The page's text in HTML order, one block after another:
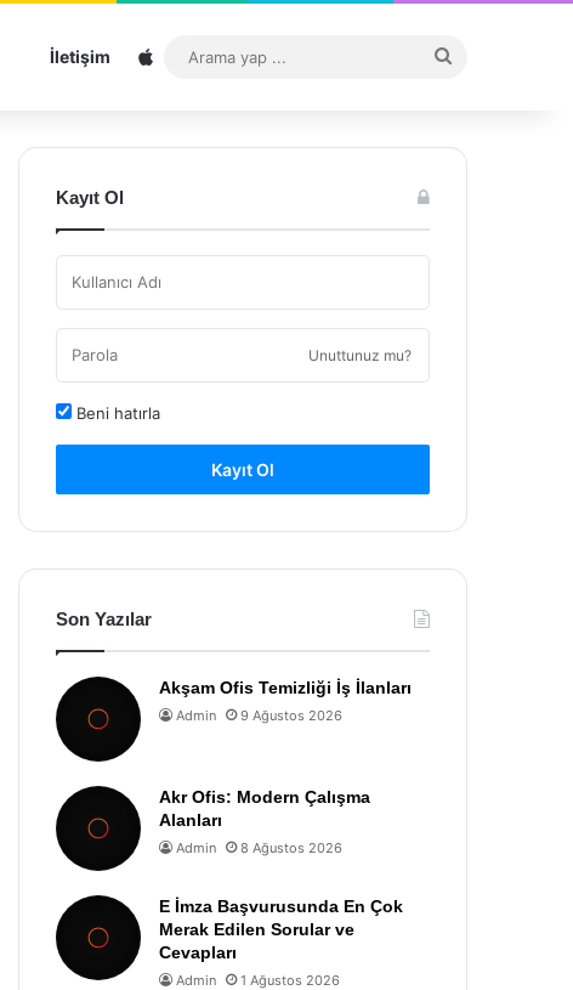
İletişim Sitemap
...
Kayıt Ol
Unuttunuz mu?
Beni hatırla
Kayıt Ol
Son Yazılar
Akşam Ofis Temizliği İş İlanları
Admin 9 Ağustos 2026
Akr Ofis: Modern Çalışma
Alanları
Admin 8 Ağustos 2026
E İmza Başvurusunda En Çok
Merak Edilen Sorular ve
Cevapları
Admin 1 Ağustos 2026